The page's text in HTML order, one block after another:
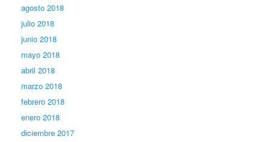
agosto 2018
julio 2018
junio 2018
mayo 2018
abril 2018
marzo 2018
febrero 2018
enero 2018
diciembre 2017